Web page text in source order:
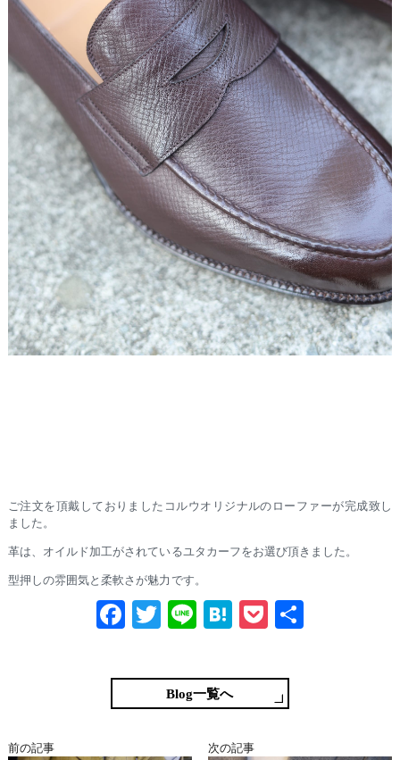
ご注文を頂戴しておりましたコルウオリジナルのローファーが完成致し
ました。
革は、オイルド加工がされているユタカーフをお選び頂きました。
型押しの雰囲気と柔軟さが魅力です。
Fa
bo
ok
T
tte
r
Li
H
en
a
P
ke
t
Blog一覧へ
前の記事 次の記事